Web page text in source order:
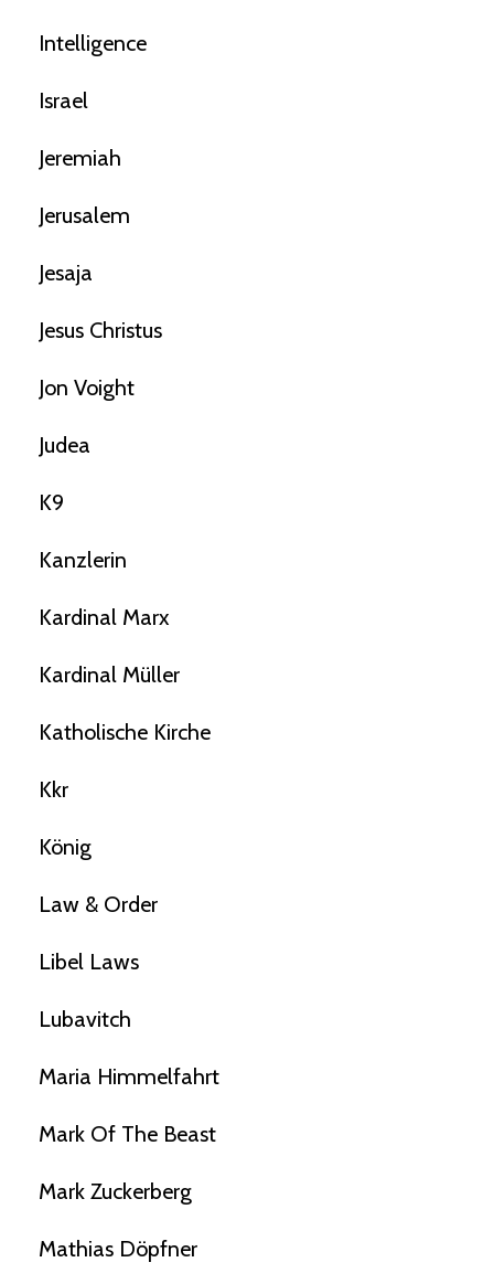
Intelligence
Israel
Jeremiah
Jerusalem
Jesaja
Jesus Christus
Jon Voight
Judea
K9
Kanzlerin
Kardinal Marx
Kardinal Müller
Katholische Kirche
Kkr
König
Law & Order
Libel Laws
Lubavitch
Maria Himmelfahrt
Mark Of The Beast
Mark Zuckerberg
Mathias Döpfner